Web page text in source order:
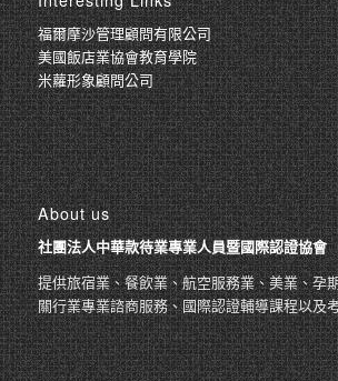
福爾摩沙管理顧問有限公司
美國飯店業協會教育學院
米蘿形象顧問公司
About us
社團法人中華款待業專業人員暨國際認證協會
提供旅宿業、餐飲業、航空服務業、美業、孕
關行業專業諮商服務、國際認證輔導課程以及